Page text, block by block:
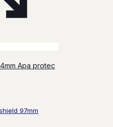
Apa protec